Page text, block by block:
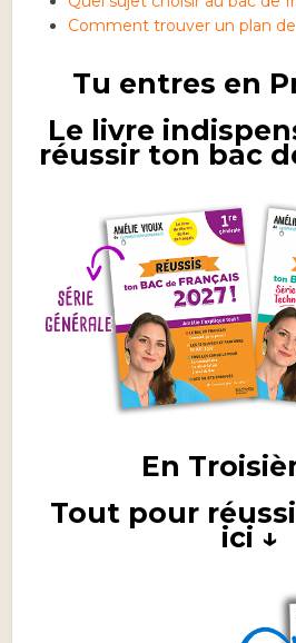
Comment trouver un plan
Tu entres en
Le livre
réussir ton bac
En
Tout pour
ici ↓